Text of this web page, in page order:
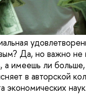
Да, но важно не
имеешь ли
в авторской
экономических